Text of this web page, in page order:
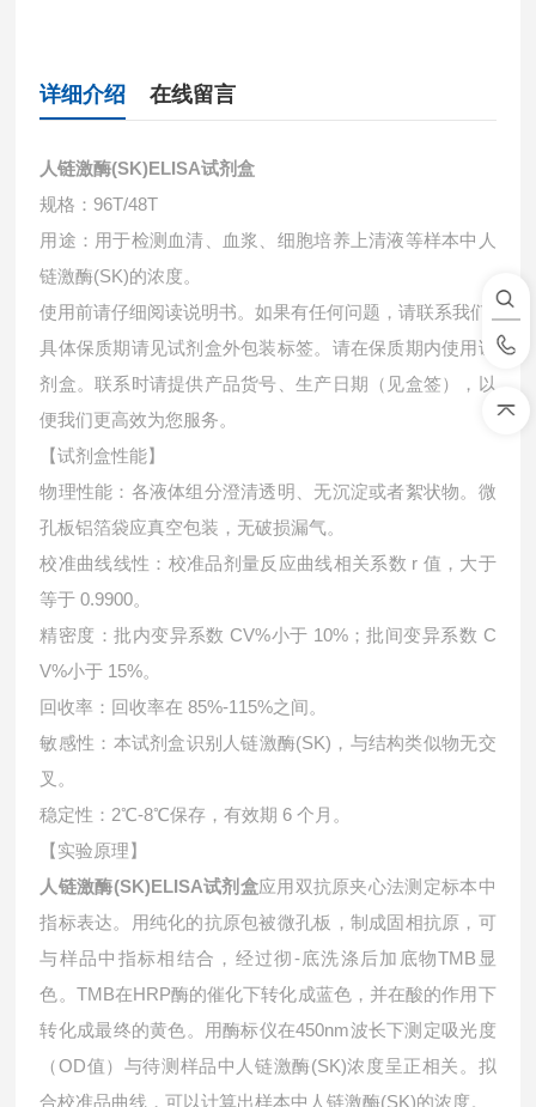
详细介绍 在线留言
人链激酶(SK)ELISA试剂盒
规格：96T/48T
用途：用于检测血清、血浆、细胞培养上清液等样本中 人
链激酶(SK)的浓度。
使用前请仔细阅读说明书。如果有任何问题，请联系我们
具体保质期请见试剂盒外包装标签。请在保质期内使用试
剂盒。联系时请提供产品货号、生产日期（见盒签），以
便我们更高效为您服务。
【试剂盒性能】
物理性能：各液体组分澄清透明、无沉淀或者絮状物。微
孔板铝箔袋应真空包装，无破损漏气。
校准曲线线性：校准品剂量反应曲线相关系数 r 值，大于
等于 0.9900。
精密度：批内变异系数 CV%小于 10%；批间变异系数 C
V%小于 15%。
回收率：回收率在 85%-115%之间。
敏感性：本试剂盒识别人链激酶(SK)，与结构类似物无交
叉。
稳定性：2℃-8℃保存，有效期 6 个月。
【实验原理】
人链激酶(SK)ELISA试剂盒应用双抗原夹心法测定标本中
指标表达。用纯化的抗原包被微孔板，制成固相抗原，可
与样品中指标相结合，经过彻-底洗涤后加底物TMB显
色。TMB在HRP酶的催化下转化成蓝色，并在酸的作用下
转化成最终的黄色。用酶标仪在450nm波长下测定吸光度
（OD值）与待测样品中人链激酶(SK)浓度呈正相关。拟
合校准品曲线，可以计算出样本中 人链激酶(SK)的浓度。